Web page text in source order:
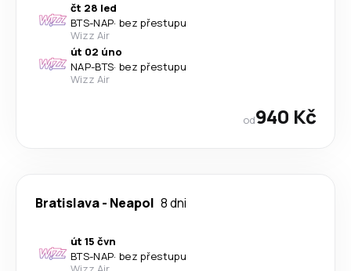
čt 28 led
BTS-NAP· bez přestupu
Wizz Air
út 02 úno
NAP-BTS· bez přestupu
Wizz Air
od940 Kč
Bratislava- Neapol 8 dni
út 15 čvn
BTS-NAP· bez přestupu